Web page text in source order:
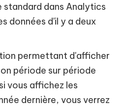
standard dans Analytics
données d'il y a deux
permettant d'afficher
période sur période
vous affichez les
dernière, vous verrez